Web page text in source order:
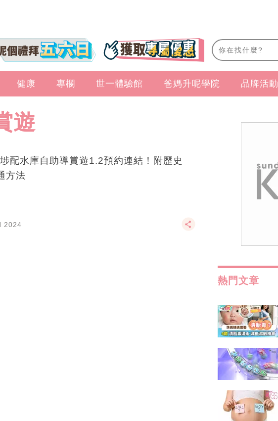
健康 專欄 世一體驗館 爸媽升呢學院 品牌活動
遊
配水庫自助導賞遊1.2預約連結！附歷史
方法
2024
熱門文章